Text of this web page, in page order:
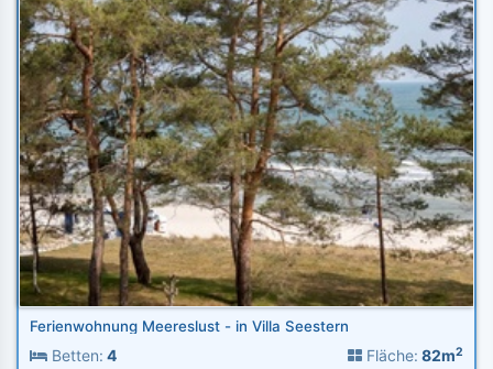
Ferienwohnung Meereslust - in Villa Seestern
Betten: 4 Fläche: 82m2